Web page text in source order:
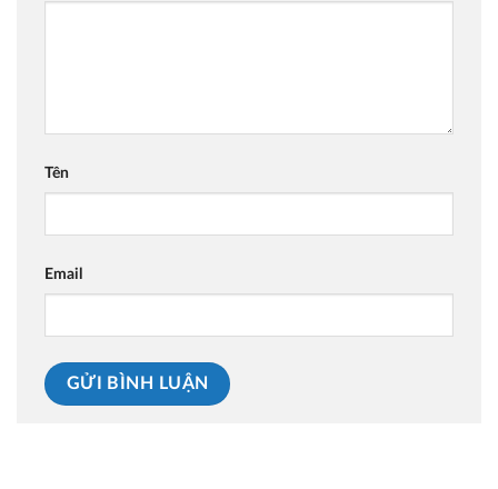
Tên
Email